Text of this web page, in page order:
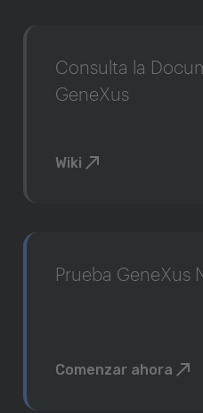
Consulta la
GeneXus
Wiki
Prueba GeneXus
Comenzar ahora